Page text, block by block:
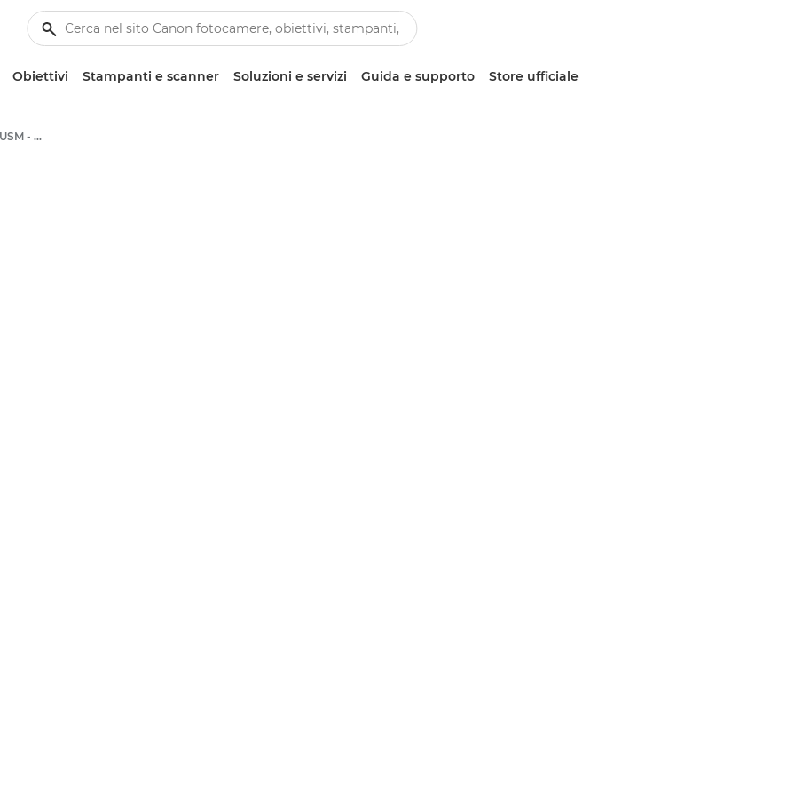
Obiettivi Stampanti e scanner Soluzioni e servizi Guida e supporto Store ufficiale
Canon EF 85mm f/1.8 USM - Obiettivi - Obiettivi fotografici